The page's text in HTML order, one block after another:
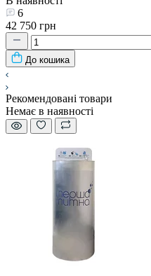
6
42 750 грн
До кошика
Рекомендовані товари
Немає в наявності